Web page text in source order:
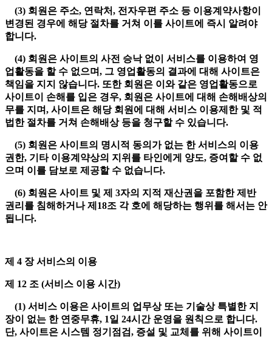
(3) 회원은 주소, 연락처, 전자우편 주소 등 이용계약사항이
변경된 경우에 해당 절차를 거쳐 이를 사이트에 즉시 알려야
합니다.
(4) 회원은 사이트의 사전 승낙 없이 서비스를 이용하여 영
업활동을 할 수 없으며, 그 영업활동의 결과에 대해 사이트은
책임을 지지 않습니다. 또한 회원은 이와 같은 영업활동으로
사이트이 손해를 입은 경우, 회원은 사이트에 대해 손해배상의
무를 지며, 사이트은 해당 회원에 대해 서비스 이용제한 및 적
법한 절차를 거쳐 손해배상 등을 청구할 수 있습니다.
(5) 회원은 사이트의 명시적 동의가 없는 한 서비스의 이용
권한, 기타 이용계약상의 지위를 타인에게 양도, 증여할 수 없
으며 이를 담보로 제공할 수 없습니다.
(6) 회원은 사이트 및 제 3자의 지적 재산권을 포함한 제반
권리를 침해하거나 제18조 각 호에 해당하는 행위를 해서는 안
됩니다.
제 4 장 서비스의 이용
제 12 조 (서비스 이용 시간)
(1) 서비스 이용은 사이트의 업무상 또는 기술상 특별한 지
장이 없는 한 연중무휴, 1일 24시간 운영을 원칙으로 합니다.
단, 사이트은 시스템 정기점검, 증설 및 교체를 위해 사이트이